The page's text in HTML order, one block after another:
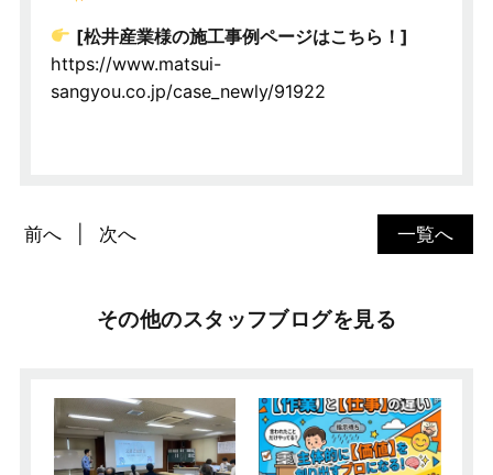
[松井産業様の施工事例ページはこちら！]
https://www.matsui-
sangyou.co.jp/case_newly/91922
一覧へ
前へ 次へ
その他のスタッフブログを見る